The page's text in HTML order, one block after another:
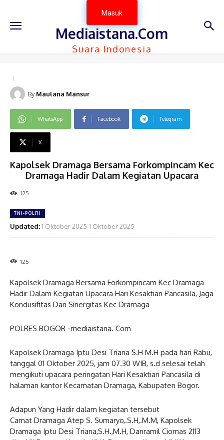
Masuk
Mediaistana.Com
Suara Indonesia
By Maulana Mansur
WhatsApp Facebook Telegram
X
Kapolsek Dramaga Bersama Forkompincam Kec
Dramaga Hadir Dalam Kegiatan Upacara
125
TNI-POLRI
Updated:1 Oktober 2025 1 Oktober 2025
125
Kapolsek Dramaga Bersama Forkompincam Kec Dramaga
Hadir Dalam Kegiatan Upacara Hari Kesaktian Pancasila, Jaga
Kondusifitas Dan Sinergitas Kec Dramaga
POLRES BOGOR -mediaistana. Com
Kapolsek Dramaga Iptu Desi Triana S.H M.H pada hari Rabu,
tanggal 01 Oktober 2025, jam 07.30 WIB, s.d selesai telah
mengikuti upacara peringatan Hari Kesaktian Pancasila di
halaman kantor Kecamatan Dramaga, Kabupaten Bogor.
Adapun Yang Hadir dalam kegiatan tersebut
Camat Dramaga Atep S. Sumaryo,.S.H,.M.M, Kapolsek
Dramaga Iptu Desi Triana,S.H.,M.H, Danramil Ciomas 2113